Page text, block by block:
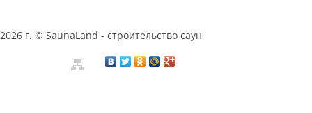
2026 г. © SaunaLand - строительство саун